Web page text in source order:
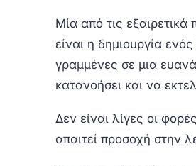
Μία από τις
είναι η δημιουργία
γραμμένες σε μια
κατανοήσει και να
Δεν είναι λίγες οι
απαιτεί προσοχή στην